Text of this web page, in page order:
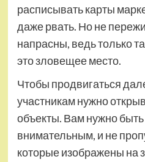
расписывать карты
даже рвать. Но не
напрасны, ведь только
это зловещее место.
Чтобы продвигаться
участникам нужно
объекты. Вам нужно
внимательным, и не
которые изображены на